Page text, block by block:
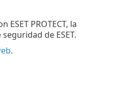
PROTECT, la
de ESET.
.